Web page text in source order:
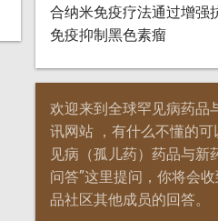
合纳米免疫疗法通过增强
免疫抑制黑色素瘤
欢迎来到全球罕见病药品
讯网站 ，有什么不懂的可
见病（孤儿药）药品与新
问答”这里提问，你将会
品社区其他成员的回答。